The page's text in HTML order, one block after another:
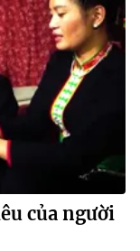
của người